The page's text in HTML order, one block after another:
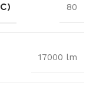
80
17000 lm